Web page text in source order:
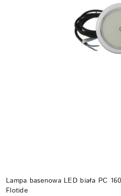
Lampa basenowa LED biała PC
Flotide